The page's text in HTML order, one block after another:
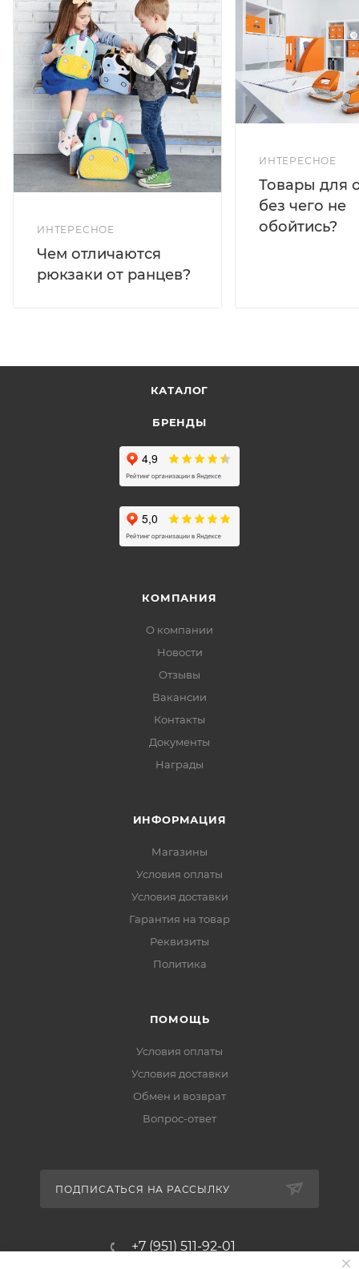
ИНТЕРЕСНОЕ
Чем отличаются
рюкзаки от ранцев?
ИНТЕРЕСНОЕ
Товары для
без чего не
обойтись?
КАТАЛОГ
БРЕНДЫ
КОМПАНИЯ
О компании
Новости
Отзывы
Вакансии
Контакты
Документы
Награды
ИНФОРМАЦИЯ
Магазины
Условия оплаты
Условия доставки
Гарантия на товар
Реквизиты
Политика
ПОМОЩЬ
Условия оплаты
Условия доставки
Обмен и возврат
Вопрос-ответ
ПОДПИСАТЬСЯ НА РАССЫЛКУ
+7 (951) 511-92-01